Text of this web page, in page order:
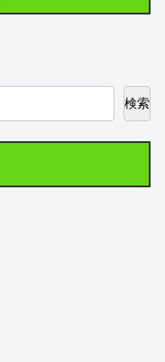
検索